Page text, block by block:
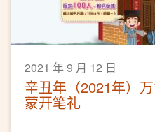
2021 年 9 月 12 日
辛丑年（2021年）
蒙开笔礼